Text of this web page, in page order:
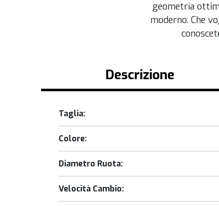
geometria
moderno. Che
Descrizione
Taglia:
Colore:
Diametro Ruota:
Velocità Cambio: